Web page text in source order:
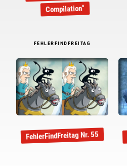
Compilation“
FEHLERFINDFREITAG
FehlerFindFreitag Nr. 55